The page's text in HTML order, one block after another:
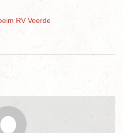
RV Voerde